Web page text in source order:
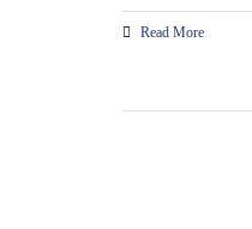
Read More